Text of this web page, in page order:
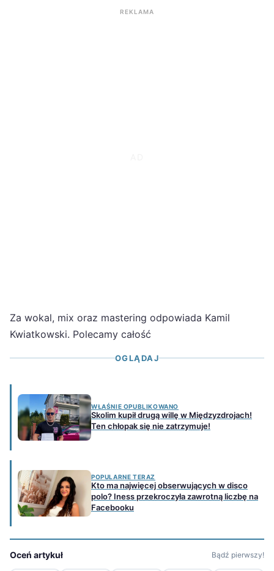
REKLAMA
Za wokal, mix oraz mastering odpowiada Kamil
Kwiatkowski. Polecamy całość
OGLĄDAJ
WŁAŚNIE OPUBLIKOWANO
Skolim kupił drugą willę w Międzyzdrojach!
Ten chłopak się nie zatrzymuje!
POPULARNE TERAZ
Kto ma najwięcej obserwujących w disco
polo? Iness przekroczyła zawrotną liczbę na
Facebooku
Oceń artykuł Bądź pierwszy!